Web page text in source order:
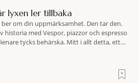
lyxen ler tillbaka
om din uppmärksamhet. Den tar den.
historia med Vespor, piazzor och espresso
tycks behärska. Mitt i allt detta, ett